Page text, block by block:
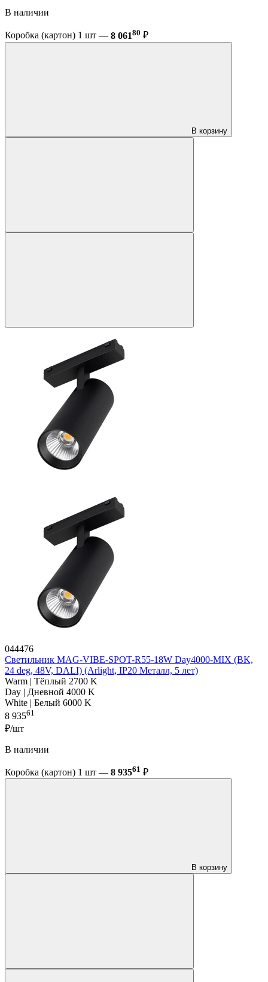
В наличии
Коробка (картон) 1 шт — 8 06180 ₽
В корзину
044476
Светильник MAG-VIBE-SPOT-R55-18W Day4000-MIX (BK,
24 deg, 48V, DALI) (Arlight, IP20 Металл, 5 лет)
Warm | Тёплый 2700 K
Day | Дневной 4000 K
White | Белый 6000 K
8 93561
₽/шт
В наличии
Коробка (картон) 1 шт — 8 93561 ₽
В корзину